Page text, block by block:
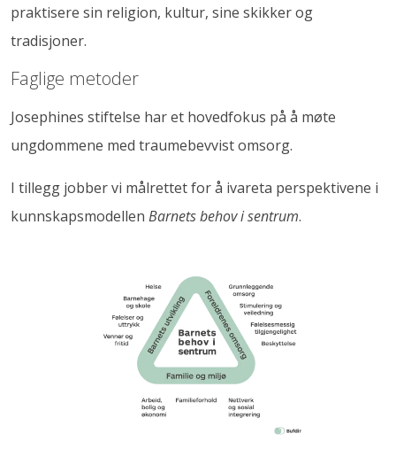
praktisere sin religion, kultur, sine skikker og
tradisjoner.
Faglige metoder
Josephines stiftelse har et hovedfokus på å møte
ungdommene med traumebevvist omsorg.
I tillegg jobber vi målrettet for å ivareta perspektivene i
kunnskapsmodellen Barnets behov i sentrum.